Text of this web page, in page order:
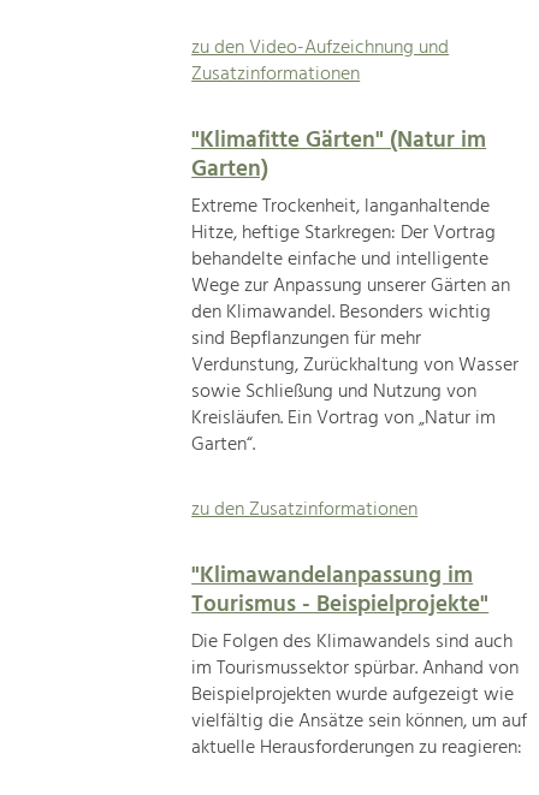
zu den Video-Aufzeichnung und
Zusatzinformationen
"Klimafitte Gärten" (Natur im
Garten)
Extreme Trockenheit, langanhaltende
Hitze, heftige Starkregen: Der Vortrag
behandelte einfache und intelligente
Wege zur Anpassung unserer Gärten an
den Klimawandel. Besonders wichtig
sind Bepflanzungen für mehr
Verdunstung, Zurückhaltung von Wasser
sowie Schließung und Nutzung von
Kreisläufen. Ein Vortrag von „Natur im
Garten“.
zu den Zusatzinformationen
"Klimawandelanpassung im
Tourismus - Beispielprojekte"
Die Folgen des Klimawandels sind auch
im Tourismussektor spürbar. Anhand von
Beispielprojekten wurde aufgezeigt wie
vielfältig die Ansätze sein können, um auf
aktuelle Herausforderungen zu reagieren: